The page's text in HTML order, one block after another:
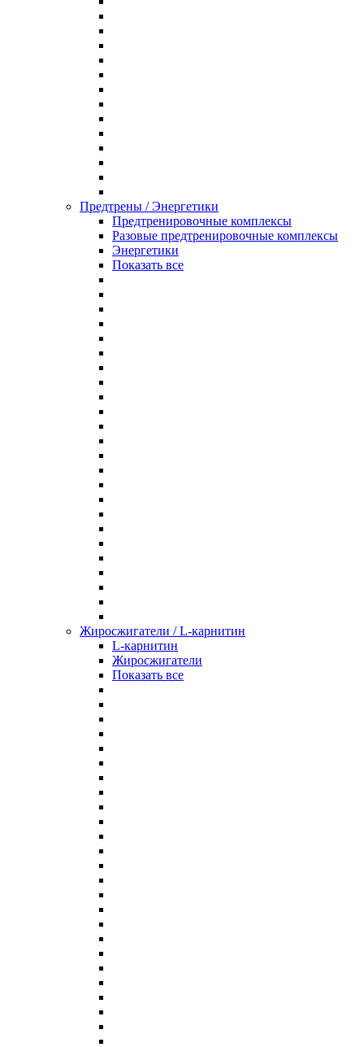
Предтрены / Энергетики
Предтренировочные комплексы
Разовые предтренировочные комплексы
Энергетики
Показать все
Жиросжигатели / L-карнитин
L-карнитин
Жиросжигатели
Показать все